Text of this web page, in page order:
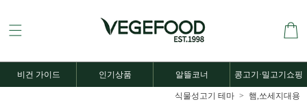
비건 가이드 인기상품 알뜰코너 콩고기·밀고기쇼핑
식물성고기 테마 햄,쏘세지대용